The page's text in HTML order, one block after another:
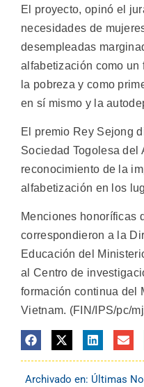
El proyecto, opinó el
necesidades de
desempleadas
alfabetización como
la pobreza y como
en sí mismo y la
El premio Rey Sejong
Sociedad Togolesa del
reconocimiento de la
alfabetización en los
Menciones honoríficas
correspondieron a la
Educación del
al Centro de
formación continua del
Vietnam. (FIN/IPS/pc/
Archivado en: Últimas